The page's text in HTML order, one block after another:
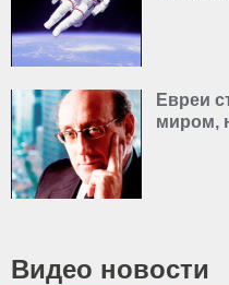
Евреи
миром,
Видео новости